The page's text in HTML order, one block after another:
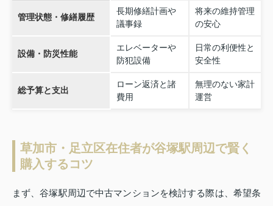
管理状態・修繕履歴
長期修繕計画や
議事録
将来の維持管理
の安心
設備・防災性能
エレベーターや
防犯設備
日常の利便性と
安全性
総予算と支出
ローン返済と諸
費用
無理のない家計
運営
草加市・足立区在住者が谷塚駅周辺で賢く
購入するコツ
まず、谷塚駅周辺で中古マンションを検討する際は、希望条